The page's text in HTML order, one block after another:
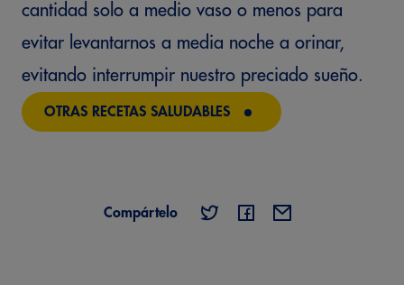
cantidad solo a medio vaso o menos para
evitar levantarnos a media noche a orinar,
evitando interrumpir nuestro preciado sueño.
OTRAS RECETAS SALUDABLES
Compártelo